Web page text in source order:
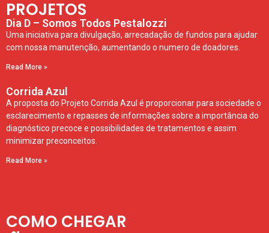
PROJETOS
Dia D – Somos Todos Pestalozzi
Uma iniciativa para divulgação, arrecadação de fundos para ajudar
com nossa manutenção, aumentando o numero de doadores.
Read More »
Corrida Azul
A proposta do Projeto Corrida Azul é proporcionar para sociedade o
esclarecimento e repasses de informações sobre a importância do
diagnóstico precoce e possibilidades de tratamentos e assim
minimizar preconceitos.
Read More »
COMO CHEGAR